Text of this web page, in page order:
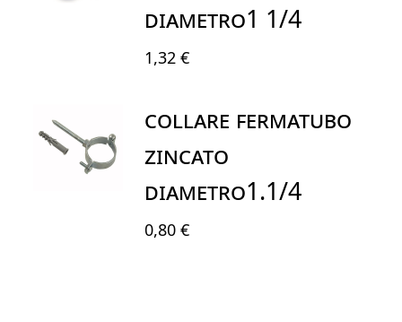
DIAMETRO1 1/4
1,32 €
COLLARE FERMATUBO
ZINCATO
DIAMETRO1.1/4
0,80 €